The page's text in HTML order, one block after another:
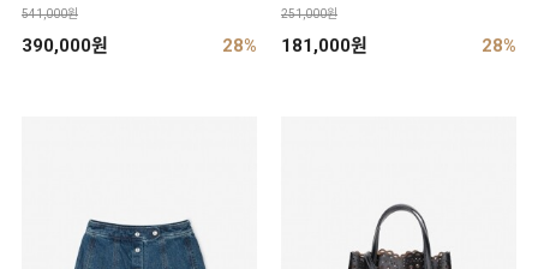
541,000원
390,000원 28%
251,000원
181,000원 28%